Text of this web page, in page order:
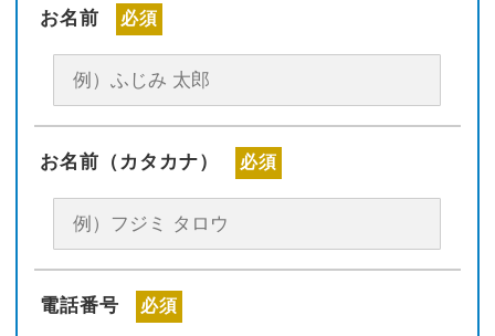
お名前 必須
お名前（カタカナ） 必須
電話番号 必須